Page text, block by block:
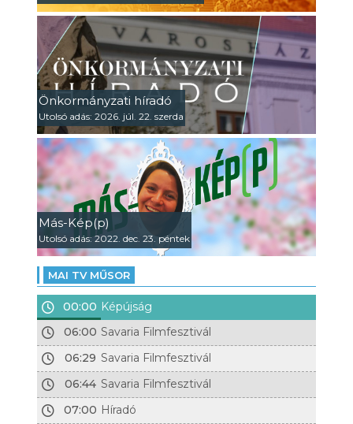
Önkormányzati híradó
Utolsó adás: 2026. júl. 22. szerda
Más-Kép(p)
Utolsó adás: 2022. dec. 23. péntek
MAI TV MŰSOR
00:00 Képújság
06:00 Savaria Filmfesztivál
06:29 Savaria Filmfesztivál
06:44 Savaria Filmfesztivál
07:00 Híradó